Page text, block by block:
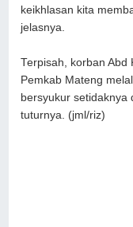
keikhlasan kita
jelasnya.
Terpisah, korban Abd
Pemkab Mateng
bersyukur setidaknya
tuturnya. (jml/riz)